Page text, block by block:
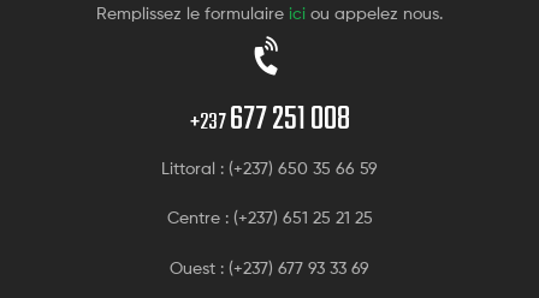
Remplissez le formulaire ici ou appelez nous.
+237677 251 008
Littoral : (+237) 650 35 66 59
Centre : (+237) 651 25 21 25
Ouest : (+237) 677 93 33 69